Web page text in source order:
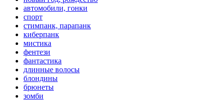
автомобили, гонки
спорт
стимпанк, парапанк
киберпанк
мистика
фентези
фантастика
длинные волосы
блондины
брюнеты
зомби